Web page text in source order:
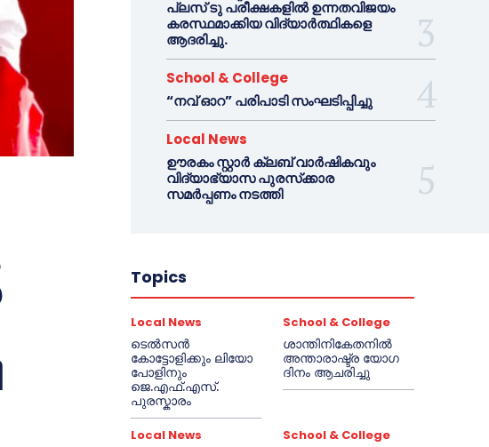
പ്ലസ് ടു പരീക്ഷകളിൽ ഉന്നതവിജയം
കരസ്ഥമാക്കിയ വിദ്യാർത്ഥികളെ
ആദരിച്ചു.
School & College
“നവ് ഓറ” പരിപാടി സംഘടിപ്പിച്ചു
Local News
ഊരകം സ്റ്റാർ ക്ലബ് വാർഷികവും
വിദ്യാഭ്യാസ പുരസ്‌ക്കാര
സമർപ്പണം നടത്തി
Topics
Local News
ടെൽസൻ
കോട്ടോളിക്കും ലിയോ
പോളിനും
ജെ.എഫ്.എസ്.
പുരസ്കാരം
School & College
ശാന്തിനികേതനിൽ
അന്താരാഷ്ട്ര യോഗ
ദിനം ആചരിച്ചു
Local News School & College